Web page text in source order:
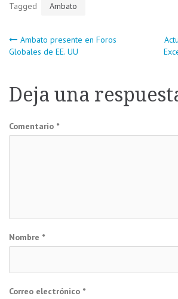
Tagged Ambato
Navegación
entradas
Ambato presente en Foros
Globales de EE. UU
Deja una
Comentario *
Nombre *
Correo electrónico *